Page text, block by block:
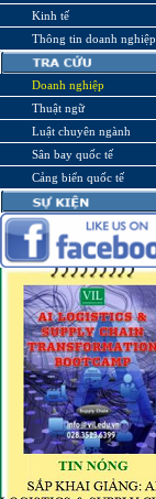
Kinh tế
Thông tin doanh nghiệp
Doanh nghiệp
Thuật ngữ
Luật chuyên ngành
Sân bay quốc tế
Cảng biển quốc tế